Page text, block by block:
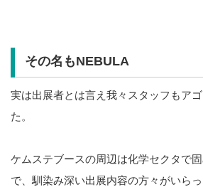
その名もNEBULA
実は出展者とは言え我々スタッフもア
た。
ケムステブースの周辺は化学セクタで
で、馴染み深い出展内容の方々がいら